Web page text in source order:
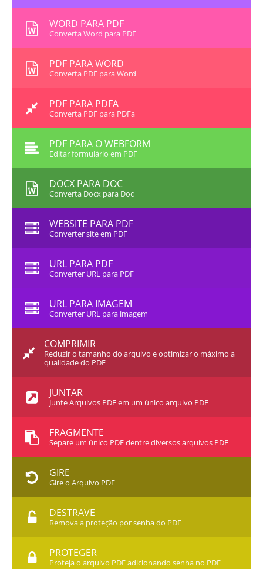
WORD PARA PDF
Converta Word para PDF
PDF PARA WORD
Converta PDF para Word
PDF PARA PDFA
Converta PDF para PDFa
PDF PARA O WEBFORM
Editar formulário em PDF
DOCX PARA DOC
Converta Docx para Doc
WEBSITE PARA PDF
Converter site em PDF
URL PARA PDF
Converter URL para PDF
URL PARA IMAGEM
Converter URL para imagem
COMPRIMIR
Reduzir o tamanho do arquivo e optimizar o máximo a
qualidade do PDF
JUNTAR
Junte Arquivos PDF em um único arquivo PDF
FRAGMENTE
Separe um único PDF dentre diversos arquivos PDF
GIRE
Gire o Arquivo PDF
DESTRAVE
Remova a proteção por senha do PDF
PROTEGER
Proteja o arquivo PDF adicionando senha no PDF